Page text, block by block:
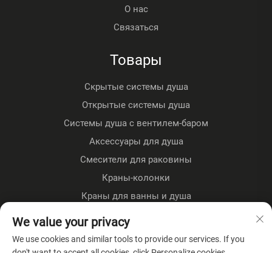
О нас
Связаться
Товары
Скрытые системы душа
Открытые системы душа
Системы душа с вентилем-баром
Аксессуары для душа
Смесители для раковины
Краны-колонки
Краны для ванны и душа
Напольные краны
Кухонные краны
We value your privacy
We use cookies and similar tools to provide our services. If you